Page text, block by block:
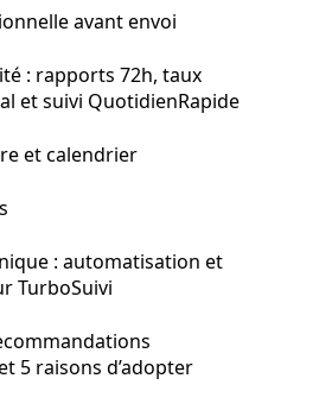
avant envoi
: rapports 72h, taux
et suivi QuotidienRapide
et calendrier
: automatisation et
TurboSuivi
5 raisons d’adopter